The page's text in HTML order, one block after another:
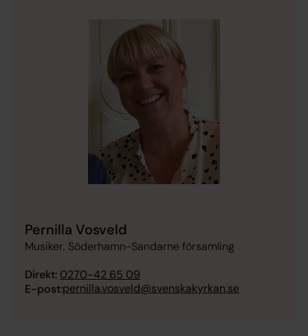
Pernilla Vosveld
Musiker, Söderhamn-Sandarne församling
Direkt: 0270-42 65 09
E-post:pernilla.vosveld@svenskakyrkan.se